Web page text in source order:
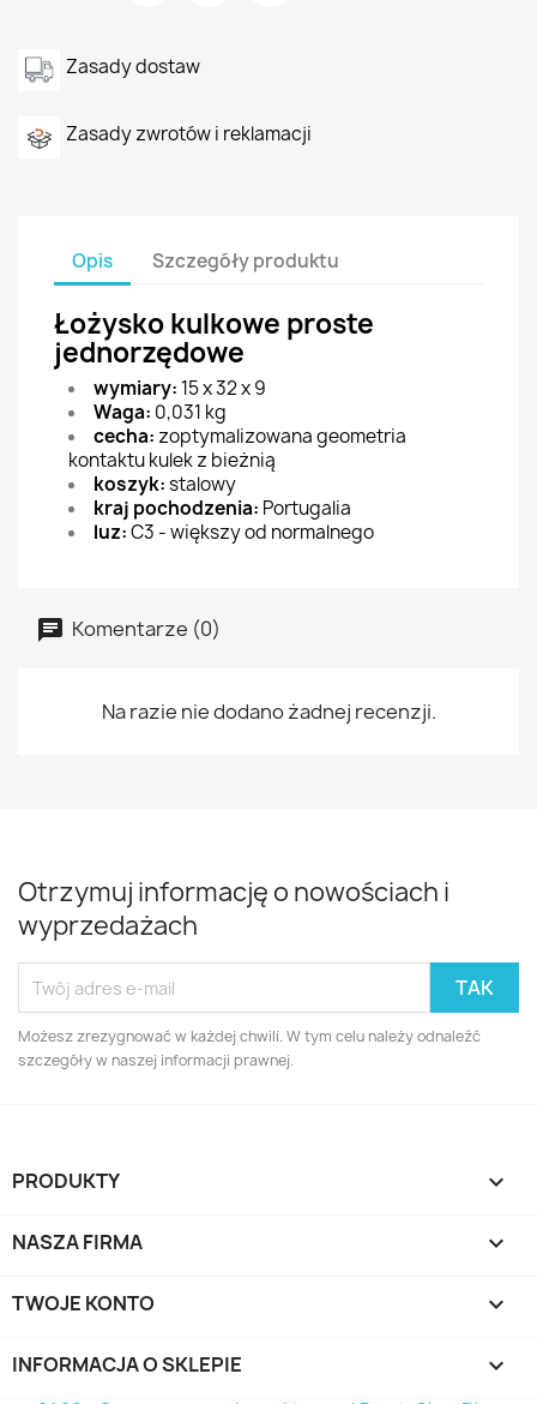
Zasady dostaw
Zasady zwrotów i reklamacji
Opis Szczegóły produktu
Łożysko kulkowe proste
jednorzędowe
wymiary: 15 x 32 x 9
Waga: 0,031 kg
cecha: zoptymalizowana geometria
kontaktu kulek z bieżnią
koszyk:stalowy
kraj pochodzenia: Portugalia
luz:C3 - większy od normalnego
Komentarze (0)
Na razie nie dodano żadnej recenzji.
Otrzymuj informację o nowościach i
wyprzedażach
Możesz zrezygnować w każdej chwili. W tym celu należy odnaleźć
szczegóły w naszej informacji prawnej.
PRODUKTY 
NASZA FIRMA 
TWOJE KONTO 
INFORMACJA O SKLEPIE keyboard_arrow_down